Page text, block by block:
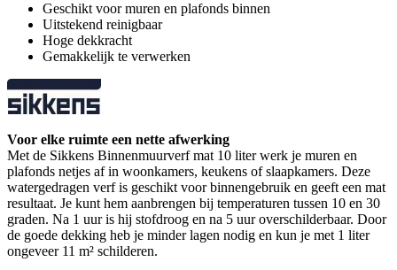
Geschikt voor muren en plafonds binnen
Uitstekend reinigbaar
Hoge dekkracht
Gemakkelijk te verwerken
Voor elke ruimte een nette afwerking
Met de Sikkens Binnenmuurverf mat 10 liter werk je muren en
plafonds netjes af in woonkamers, keukens of slaapkamers. Deze
watergedragen verf is geschikt voor binnengebruik en geeft een mat
resultaat. Je kunt hem aanbrengen bij temperaturen tussen 10 en 30
graden. Na 1 uur is hij stofdroog en na 5 uur overschilderbaar. Door
de goede dekking heb je minder lagen nodig en kun je met 1 liter
ongeveer 11 m² schilderen.